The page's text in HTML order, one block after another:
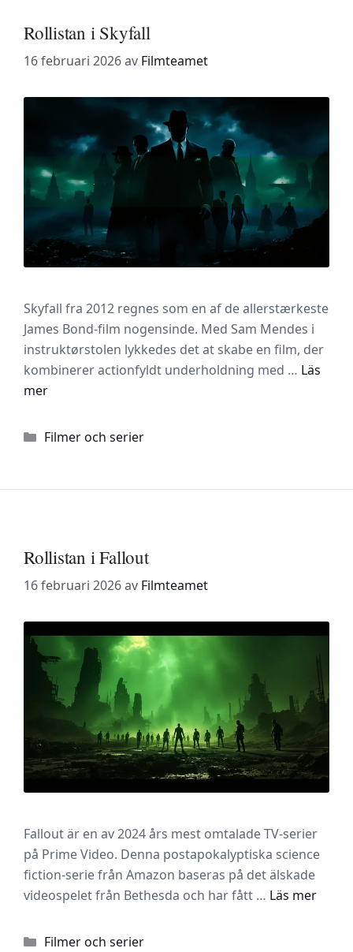
Rollistan i Skyfall
16 februari 2026av Filmteamet
Skyfall fra 2012 regnes som en af de allerstærkeste
James Bond-film nogensinde. Med Sam Mendes i
instruktørstolen lykkedes det at skabe en film, der
kombinerer actionfyldt underholdning med … Läs
mer
Kategorier
Filmer och serier
Rollistan i Fallout
16 februari 2026av Filmteamet
Fallout är en av 2024 års mest omtalade TV-serier
på Prime Video. Denna postapokalyptiska science
fiction-serie från Amazon baseras på det älskade
videospelet från Bethesda och har fått … Läs mer
Kategorier
Filmer och serier